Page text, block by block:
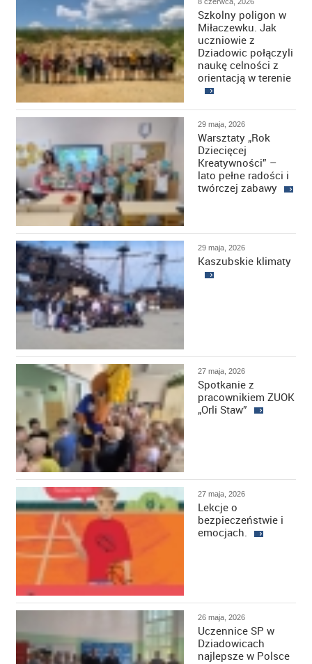
Szkolny poligon w
Miłaczewku. Jak
uczniowie z
Dziadowic połączyli
naukę celności z
orientacją w terenie
29 maja, 2026
Warsztaty „Rok
Dziecięcej
Kreatywności” –
lato pełne radości i
twórczej zabawy
29 maja, 2026
Kaszubskie klimaty
27 maja, 2026
Spotkanie z
pracownikiem ZUOK
„Orli Staw”
27 maja, 2026
Lekcje o
bezpieczeństwie i
emocjach.
26 maja, 2026
Uczennice SP w
Dziadowicach
najlepsze w Polsce